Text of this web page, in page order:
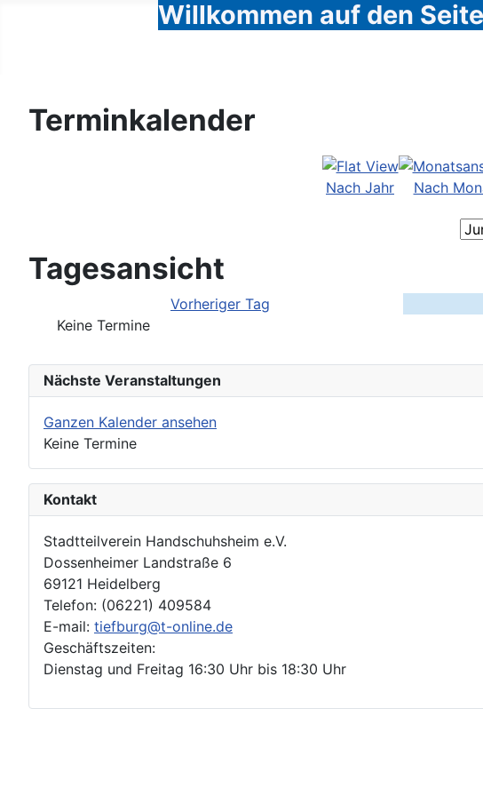
Willkommen auf den
Terminkalender
Nach Jahr Nach
Tagesansicht
Vorheriger Tag
Keine Termine
Nächste Veranstaltungen
Ganzen Kalender ansehen
Keine Termine
Kontakt
Stadtteilverein Handschuhsheim e.V.
Dossenheimer Landstraße 6
69121 Heidelberg
Telefon: (06221) 409584
E-mail: tiefburg@t-online.de
Geschäftszeiten:
Dienstag und Freitag 16:30 Uhr bis 18:30 Uhr